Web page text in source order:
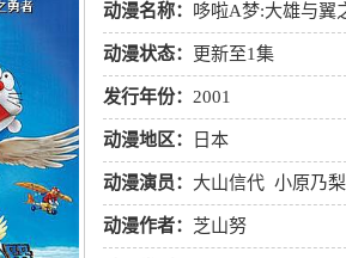
动漫名称： 哆啦A梦:大雄与翼
动漫状态： 更新至1集
发行年份： 2001
动漫地区： 日本
动漫演员： 大山信代 小原乃
动漫作者： 芝山努